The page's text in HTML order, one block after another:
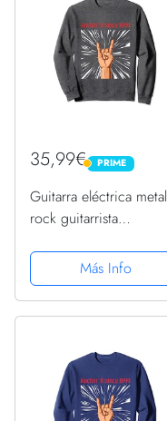
35,99€ PRIME
PRIME
Guitarra eléctrica metal
rock guitarrista
SudaderaMás Info